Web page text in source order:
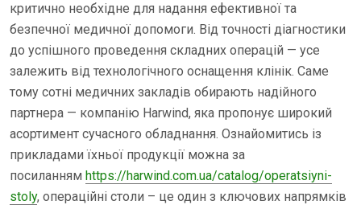
критично необхідне для надання ефективної та
безпечної медичної допомоги. Від точності діагностики
до успішного проведення складних операцій — усе
залежить від технологічного оснащення клінік. Саме
тому сотні медичних закладів обирають надійного
партнера — компанію Harwind, яка пропонує широкий
асортимент сучасного обладнання. Ознайомитись із
прикладами їхньої продукції можна за
посиланням https://harwind.com.ua/catalog/operatsiyni-
stoly, операційні столи – це один з ключових напрямків